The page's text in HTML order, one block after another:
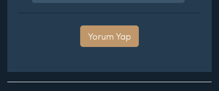
Yorum Yap